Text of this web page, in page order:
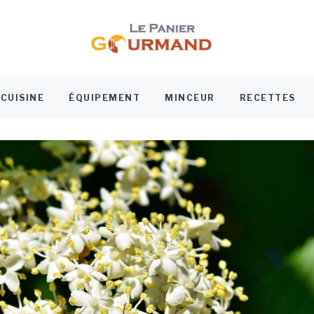
CUISINE ÉQUIPEMENT MINCEUR RECETTES